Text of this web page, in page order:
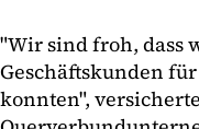
"Wir sind froh, dass
Geschäftskunden
konnten",